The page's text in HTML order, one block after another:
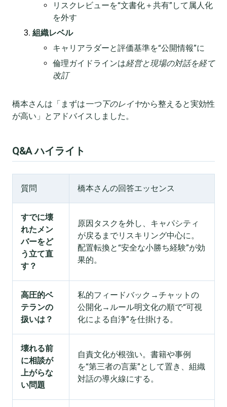
リスクレビューを“文書化＋共有”して属人化
を外す
組織レベル
キャリアラダーと評価基準を“公開情報”に
倫理ガイドラインは経営と現場の対話を経て
改訂
橋本さんは「まずは一つ下のレイヤから整えると実効性
が高い」とアドバイスしました。
Q&A ハイライト
質問 橋本さんの回答エッセンス
すでに壊
れたメン
バーをど
う立て直
す？
原因タスクを外し、キャパシティ
が戻るまでリスキリング中心に。
配置転換と“安全な小勝ち経験”が効
果的。
高圧的ベ
テランの
扱いは？
私的フィードバック→チャットの
公開化→ルール明文化の順で“可視
化による自浄”を仕掛ける。
壊れる前
に相談が
上がらな
い問題
自責文化が根強い。書籍や事例
を“第三者の言葉”として置き、組織
対話の導火線にする。